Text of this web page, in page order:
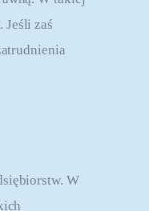
zaś
W